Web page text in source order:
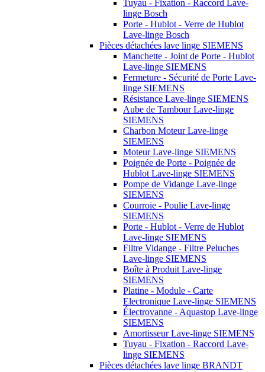
Tuyau - Fixation - Raccord Lave-
linge Bosch
Porte - Hublot - Verre de Hublot
Lave-linge Bosch
Pièces détachées lave linge SIEMENS
Manchette - Joint de Porte - Hublot
Lave-linge SIEMENS
Fermeture - Sécurité de Porte Lave-
linge SIEMENS
Résistance Lave-linge SIEMENS
Aube de Tambour Lave-linge
SIEMENS
Charbon Moteur Lave-linge
SIEMENS
Moteur Lave-linge SIEMENS
Poignée de Porte - Poignée de
Hublot Lave-linge SIEMENS
Pompe de Vidange Lave-linge
SIEMENS
Courroie - Poulie Lave-linge
SIEMENS
Porte - Hublot - Verre de Hublot
Lave-linge SIEMENS
Filtre Vidange - Filtre Peluches
Lave-linge SIEMENS
Boîte à Produit Lave-linge
SIEMENS
Platine - Module - Carte
Electronique Lave-linge SIEMENS
Électrovanne - Aquastop Lave-linge
SIEMENS
Amortisseur Lave-linge SIEMENS
Tuyau - Fixation - Raccord Lave-
linge SIEMENS
Pièces détachées lave linge BRANDT